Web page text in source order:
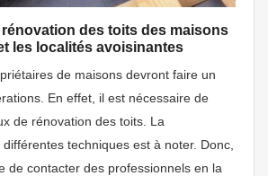
rénovation des toits des maisons
les localités avoisinantes
de maisons devront faire un
En effet, il est nécessaire de
de rénovation des toits. La
techniques est à noter. Donc,
de contacter des professionnels en la